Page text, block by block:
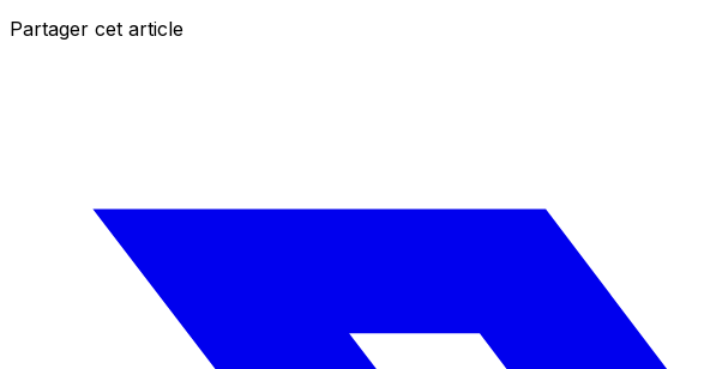
Partager cet article